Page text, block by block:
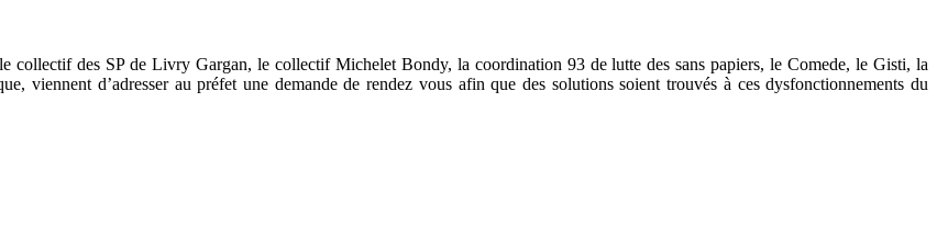
des SP de Livry Gargan, le collectif Michelet Bondy, la coordination 93 de lutte des sans papiers, le Comede, le Gisti, la
d’adresser au préfet une demande de rendez vous afin que des solutions soient trouvés à ces dysfonctionnements du